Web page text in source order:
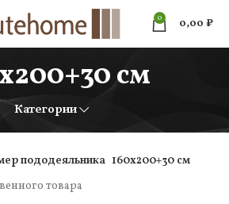
0 0,00 ₽
см
Категории
пододеяльника 160х200+30 см
товара